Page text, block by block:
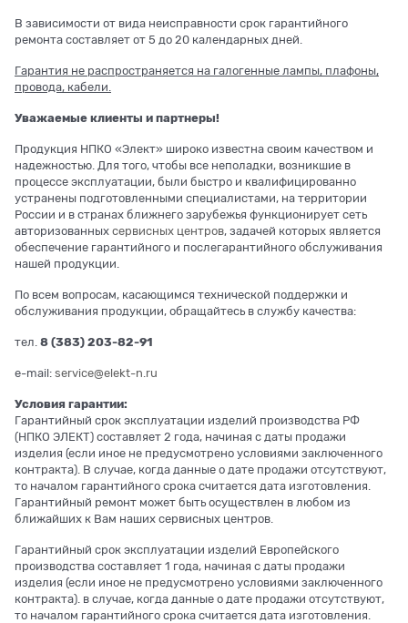
В зависимости от вида неисправности срок гарантийного
ремонта составляет от 5 до 20 календарных дней.
Гарантия не распространяется на галогенные лампы, плафоны,
провода, кабели.
Уважаемые клиенты и партнеры!
Продукция НПКО «Элект» широко известна своим качеством и
надежностью. Для того, чтобы все неполадки, возникшие в
процессе эксплуатации, были быстро и квалифицированно
устранены подготовленными специалистами, на территории
России и в странах ближнего зарубежья функционирует сеть
авторизованных сервисных центров, задачей которых является
обеспечение гарантийного и послегарантийного обслуживания
нашей продукции.
По всем вопросам, касающимся технической поддержки и
обслуживания продукции, обращайтесь в службу качества:
тел. 8 (383) 203-82-91
e-mail: service@elekt-n.ru
Условия гарантии:
Гарантийный срок эксплуатации изделий производства РФ
(НПКО ЭЛЕКТ) составляет 2 года, начиная с даты продажи
изделия (если иное не предусмотрено условиями заключенного
контракта). В случае, когда данные о дате продажи отсутствуют,
то началом гарантийного срока считается дата изготовления.
Гарантийный ремонт может быть осуществлен в любом из
ближайших к Вам наших сервисных центров.
Гарантийный срок эксплуатации изделий Европейского
производства составляет 1 года, начиная с даты продажи
изделия (если иное не предусмотрено условиями заключенного
контракта). в случае, когда данные о дате продажи отсутствуют,
то началом гарантийного срока считается дата изготовления.